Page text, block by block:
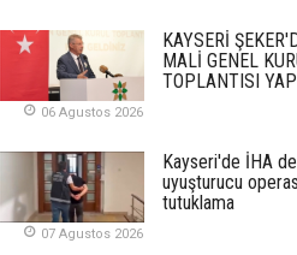
SEMRA ŞAHİN
KENDİNE UYANMAK
30 Temmuz 2026
Merve Şimşek
İlgi Alanlarımız ve Biz
02 Ekim 2025
KAYSERİ
MALİ GENEL
TOPLANTISI
06 Agustos 2026
Kayseri'de İHA
uyuşturucu
tutuklama
07 Agustos 2026